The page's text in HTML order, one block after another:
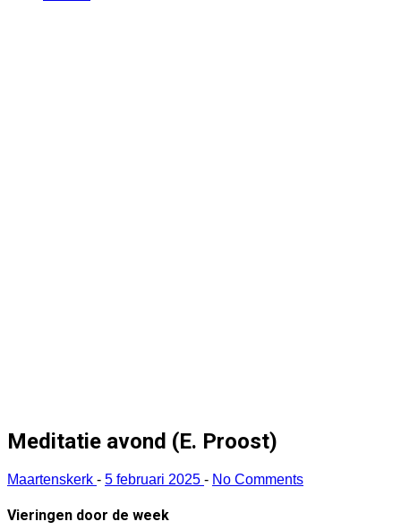
Meditatie avond (E. Proost)
Maartenskerk - 5 februari 2025 - No Comments
Vieringen door de week